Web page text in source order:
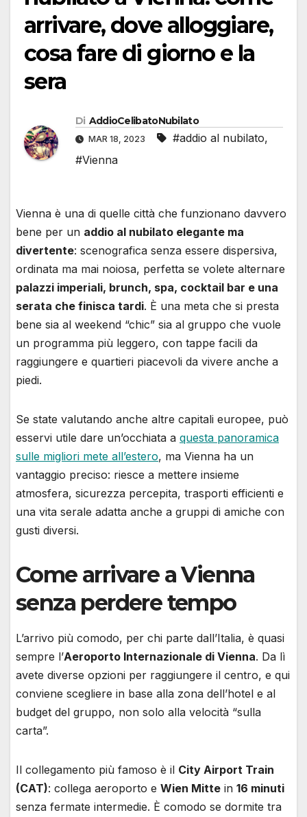
arrivare, dove alloggiare,
cosa fare di giorno e la
sera
Di AddioCelibatoNubilato
MAR 18, 2023 #addio al nubilato,
#Vienna
Vienna è una di quelle città che funzionano davvero
bene per un addio al nubilato elegante ma
divertente: scenografica senza essere dispersiva,
ordinata ma mai noiosa, perfetta se volete alternare
palazzi imperiali, brunch, spa, cocktail bar e una
serata che finisca tardi. È una meta che si presta
bene sia al weekend “chic” sia al gruppo che vuole
un programma più leggero, con tappe facili da
raggiungere e quartieri piacevoli da vivere anche a
piedi.
Se state valutando anche altre capitali europee, può
esservi utile dare un’occhiata a questa panoramica
sulle migliori mete all’estero, ma Vienna ha un
vantaggio preciso: riesce a mettere insieme
atmosfera, sicurezza percepita, trasporti efficienti e
una vita serale adatta anche a gruppi di amiche con
gusti diversi.
Come arrivare a Vienna
senza perdere tempo
L’arrivo più comodo, per chi parte dall’Italia, è quasi
sempre l’Aeroporto Internazionale di Vienna. Da lì
avete diverse opzioni per raggiungere il centro, e qui
conviene scegliere in base alla zona dell’hotel e al
budget del gruppo, non solo alla velocità “sulla
carta”.
Il collegamento più famoso è il City Airport Train
(CAT): collega aeroporto e Wien Mitte in 16 minuti
senza fermate intermedie. È comodo se dormite tra